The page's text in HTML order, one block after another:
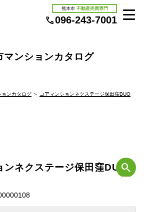
熊本市 不動産売買専門
096-243-7001
マンションカタログ
ョンカタログ ＞ コアマンションネクステージ保田窪DUO
ンネクステージ保田窪DUO